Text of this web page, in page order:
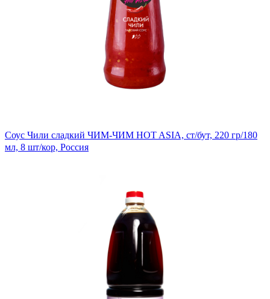
Соус Чили сладкий ЧИМ-ЧИМ HOT ASIA, ст/бут, 220 гр/180
мл, 8 шт/кор, Россия